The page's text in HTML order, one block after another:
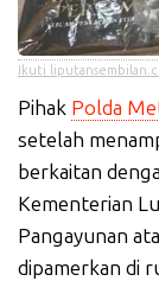
Ikuti
Pihak Polda
setelah
berkaitan
Kementerian
Pangayunan
dipamerkan di